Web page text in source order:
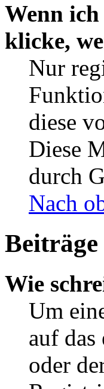
Wenn
klicke,
Nur
diese
Diese
durch
Nach
Beiträge
Wie
Um
auf
oder